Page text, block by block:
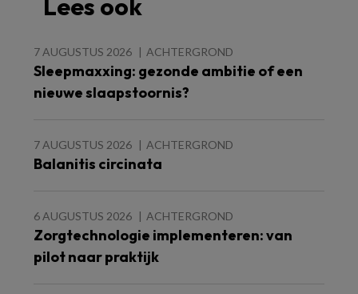
Lees ook
7 AUGUSTUS 2026 ACHTERGROND
Sleepmaxxing: gezonde ambitie of een
nieuwe slaapstoornis?
7 AUGUSTUS 2026 ACHTERGROND
Balanitis circinata
6 AUGUSTUS 2026 ACHTERGROND
Zorgtechnologie implementeren: van
pilot naar praktijk